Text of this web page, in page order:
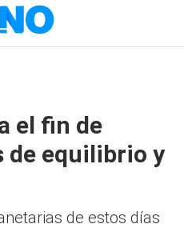
el fin de
de equilibrio y
de estos días